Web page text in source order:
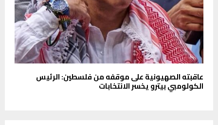
عاقبته الصهيونية على موقفه من فلسطين: الرئيس
الكولومبي بيترو يخسر الانتخابات